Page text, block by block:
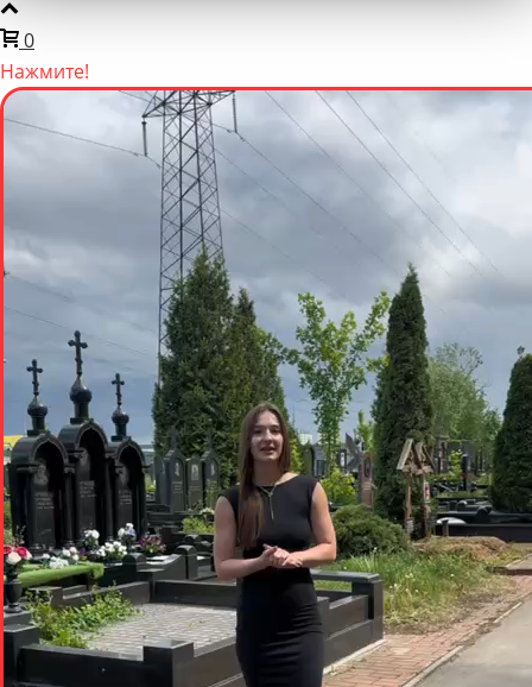
0
Нажмите!
Мы онлайн
Написать нам
Задайте вопрос в мессенджере
Telegram
WhatsApp
VK
MAX